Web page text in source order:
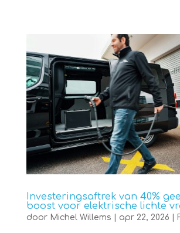
Investeringsaftrek van 40%
boost voor elektrische lichte
door Michel Willems apr 22, 2026